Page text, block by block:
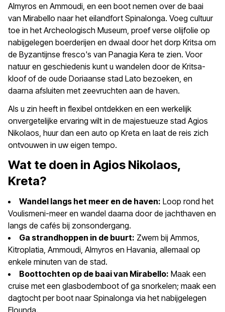
Almyros en Ammoudi, en een boot nemen over de baai
van Mirabello naar het eilandfort Spinalonga. Voeg cultuur
toe in het Archeologisch Museum, proef verse olijfolie op
nabijgelegen boerderijen en dwaal door het dorp Kritsa om
de Byzantijnse fresco's van Panagia Kera te zien. Voor
natuur en geschiedenis kunt u wandelen door de Kritsa-
kloof of de oude Doriaanse stad Lato bezoeken, en
daarna afsluiten met zeevruchten aan de haven.
Als u zin heeft in flexibel ontdekken en een werkelijk
onvergetelijke ervaring wilt in de majestueuze stad Agios
Nikolaos, huur dan een auto op Kreta en laat de reis zich
ontvouwen in uw eigen tempo.
Wat te doen in Agios Nikolaos,
Kreta?
Wandel langs het meer en de haven: Loop rond het
Voulismeni-meer en wandel daarna door de jachthaven en
langs de cafés bij zonsondergang.
Ga strandhoppen in de buurt: Zwem bij Ammos,
Kitroplatia, Ammoudi, Almyros en Havania, allemaal op
enkele minuten van de stad.
Boottochten op de baai van Mirabello: Maak een
cruise met een glasbodemboot of ga snorkelen; maak een
dagtocht per boot naar Spinalonga via het nabijgelegen